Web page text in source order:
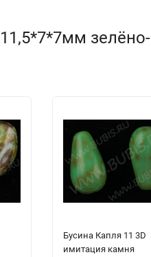
зелёно-
Бусина Капля 11 3D
имитация камня